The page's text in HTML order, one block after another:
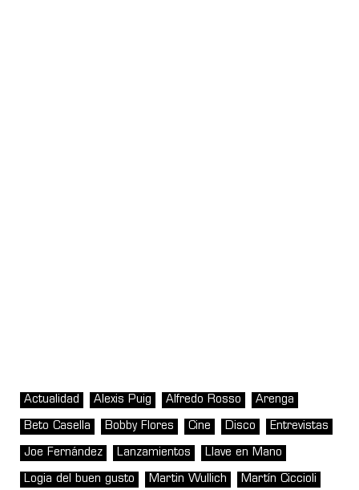
Actualidad Alexis Puig Alfredo Rosso Arenga
Beto Casella Bobby Flores Cine Disco Entrevistas
Joe Fernández Lanzamientos Llave en Mano
Logia del buen gusto Martin Wullich Martín Ciccioli